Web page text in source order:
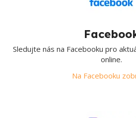
Sledujte nás na Facebooku pro
online.
Na Facebooku